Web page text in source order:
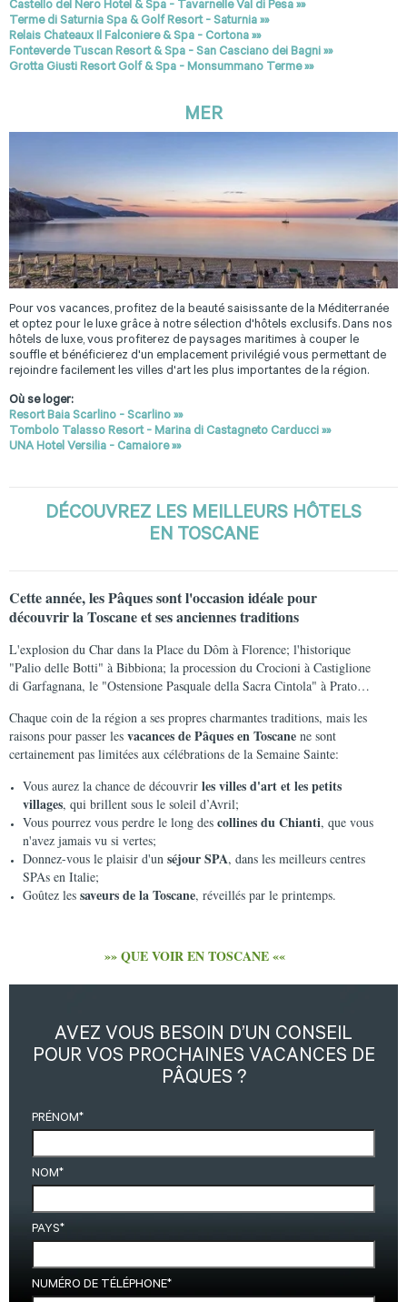
Castello del Nero Hotel & Spa - Tavarnelle Val di Pesa »»
Terme di Saturnia Spa & Golf Resort - Saturnia »»
Relais Chateaux Il Falconiere & Spa - Cortona »»
Fonteverde Tuscan Resort & Spa - San Casciano dei Bagni »»
Grotta Giusti Resort Golf & Spa - Monsummano Terme »»
MER
Pour vos vacances, profitez de la beauté saisissante de la Méditerranée
et optez pour le luxe grâce à notre sélection d'hôtels exclusifs. Dans nos
hôtels de luxe, vous profiterez de paysages maritimes à couper le
souffle et bénéficierez d'un emplacement privilégié vous permettant de
rejoindre facilement les villes d'art les plus importantes de la région.
Où se loger:
Resort Baia Scarlino - Scarlino »»
Tombolo Talasso Resort - Marina di Castagneto Carducci »»
UNA Hotel Versilia - Camaiore »»
DÉCOUVREZ LES MEILLEURS HÔTELS
EN TOSCANE
Cette année, les Pâques sont l'occasion idéale pour
découvrir la Toscane et ses anciennes traditions
L'explosion du Char dans la Place du Dôm à Florence; l'historique
"Palio delle Botti" à Bibbiona; la procession du Crocioni à Castiglione
di Garfagnana, le "Ostensione Pasquale della Sacra Cintola" à Prato…
Chaque coin de la région a ses propres charmantes traditions, mais les
raisons pour passer les vacances de Pâques en Toscane ne sont
certainement pas limitées aux célébrations de la Semaine Sainte:
Vous aurez la chance de découvrir les villes d'art et les petits
villages, qui brillent sous le soleil d’Avril;
Vous pourrez vous perdre le long des collines du Chianti, que vous
n'avez jamais vu si vertes;
Donnez-vous le plaisir d'un séjour SPA, dans les meilleurs centres
SPAs en Italie;
Goûtez les saveurs de la Toscane, réveillés par le printemps.
»» QUE VOIR EN TOSCANE ««
AVEZ VOUS BESOIN D’UN CONSEIL
POUR VOS PROCHAINES VACANCES DE
PÂQUES ?
PRÉNOM*
NOM*
PAYS*
NUMÉRO DE TÉLÉPHONE*